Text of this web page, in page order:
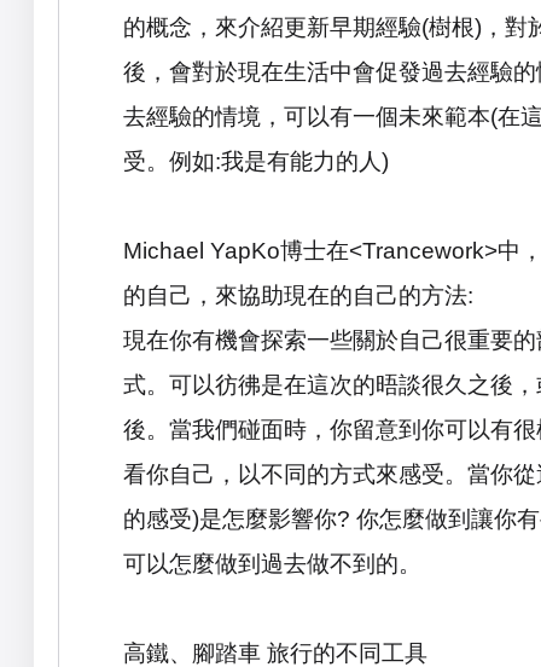
的概念，來介紹更新早期經驗(樹根) ，對
後，會對於現在生活中會促發過去經驗
去經驗的情境，可以有一個未來範本(在
受。例如:我是有能力的人)
Michael YapKo博士在<Trancework>中
的自己，來協助現在的自己的方法:
現在你有機會探索一些關於自己很重要
式。可以彷彿是在這次的晤談很久之後
後。當我們碰面時，你留意到你可以有
看你自己，以不同的方式來感受。當你
的感受)是怎麼影響你? 你怎麼做到讓你
可以怎麼做到過去做不到的。
高鐵、腳踏車 旅行的不同工具